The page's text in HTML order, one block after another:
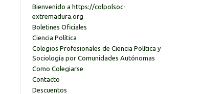
Bienvenido a https://colpolsoc-
extremadura.org
Boletines Oficiales
Ciencia Política
Colegios Profesionales de Ciencia Política y
Sociología por Comunidades Autónomas
Como Colegiarse
Contacto
Descuentos